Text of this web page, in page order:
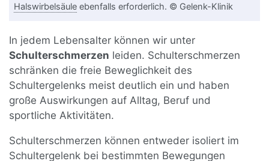
Halswirbelsäule ebenfalls erforderlich. © Gelenk-Klinik
In jedem Lebensalter können wir unter
Schulterschmerzen leiden. Schulterschmerzen
schränken die freie Beweglichkeit des
Schultergelenks meist deutlich ein und haben
große Auswirkungen auf Alltag, Beruf und
sportliche Aktivitäten.
Schulterschmerzen können entweder isoliert im
Schultergelenk bei bestimmten Bewegungen